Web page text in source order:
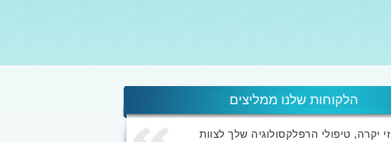
הלקוחות שלנו ממליצים
יקרה, טיפולי הרפלקסולוגיה שלך לצוות